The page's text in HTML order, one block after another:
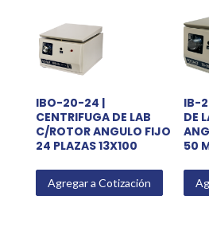
IBO-20-24 |
CENTRIFUGA DE LAB
C/ROTOR ANGULO FIJO
24 PLAZAS 13X100
Agregar a Cotización
IB-
DE
50